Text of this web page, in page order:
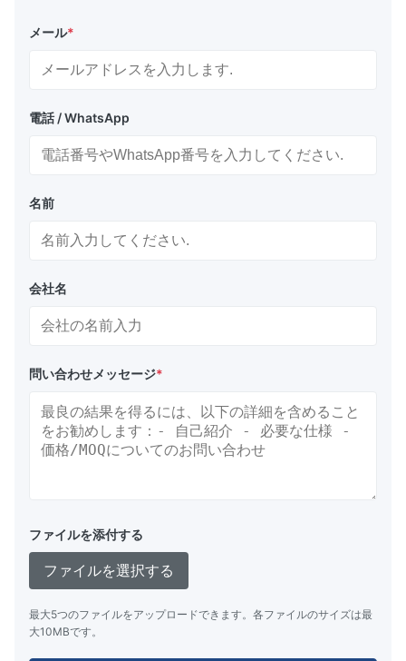
メール*
電話 / WhatsApp
名前
会社名
問い合わせメッセージ*
ファイルを添付する
ファイルを選択する
最大5つのファイルをアップロードできます。各ファイルのサイズは最
大10MBです。